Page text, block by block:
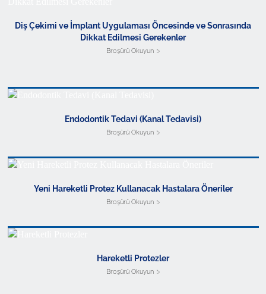
Diş Çekimi ve İmplant Uygulaması Öncesinde ve Sonrasında
Dikkat Edilmesi Gerekenler
Broşürü Okuyun
Endodontik Tedavi (Kanal Tedavisi)
Broşürü Okuyun
Yeni Hareketli Protez Kullanacak Hastalara Öneriler
Broşürü Okuyun
Hareketli Protezler
Broşürü Okuyun